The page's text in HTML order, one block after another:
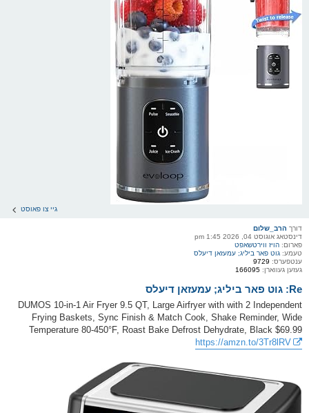
גיי צו פאוסט
דורך הרב_שלום
דינסטאג אוגוסט 04, 2026 1:45 pm
פארום: הויז ווירטשאפט
טעמע: גוט פאר ביליג; עמעזאן דיעלס
ענטפערס: 9729
געזען געווארן: 166095
Re: גוט פאר ביליג; עמעזאן דיעלס
DUMOS 10-in-1 Air Fryer 9.5 QT, Large Airfryer with with 2 Independent
Frying Baskets, Sync Finish & Match Cook, Shake Reminder, Wide
Temperature 80-450°F, Roast Bake Defrost Dehydrate, Black $69.99
https://amzn.to/3Tr8lRV